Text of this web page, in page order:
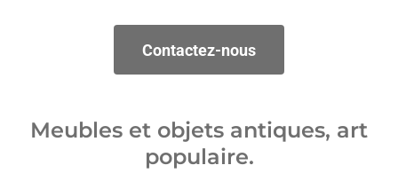
Contactez-nous
Meubles et objets antiques, art
populaire.